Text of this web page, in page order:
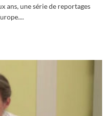
ans, une série de reportages